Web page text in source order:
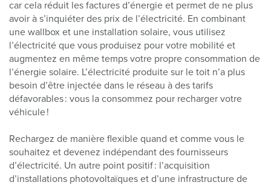
car cela réduit les factures d’énergie et permet de ne plus
avoir à s’inquiéter des prix de l’électricité. En combinant
une wallbox et une installation solaire, vous utilisez
l’électricité que vous produisez pour votre mobilité et
augmentez en même temps votre propre consommation de
l’énergie solaire. L’électricité produite sur le toit n’a plus
besoin d’être injectée dans le réseau à des tarifs
défavorables : vous la consommez pour recharger votre
véhicule !
Rechargez de manière flexible quand et comme vous le
souhaitez et devenez indépendant des fournisseurs
d’électricité. Un autre point positif : l’acquisition
d’installations photovoltaïques et d’une infrastructure de